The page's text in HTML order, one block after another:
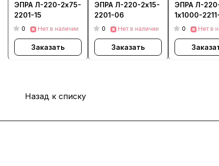
ЭПРА Л-220-2х75-
2201-15
0 Нет в наличии
Заказать
ЭПРА Л-220-2х15-
2201-06
0 Нет в наличии
Заказать
ЭПРА Л-
1х1000-
0 Нет в
Назад к списку